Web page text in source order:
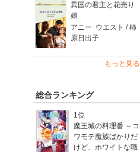
異国の君主と花売り
娘
アニー･ウエスト / 柿
原日出子
もっと見る
総合ランキング
1位
魔王城の料理番 ～コ
ワモテ魔族ばかりだ
けど、ホワイトな職